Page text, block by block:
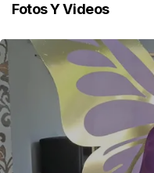
Fotos Y Videos